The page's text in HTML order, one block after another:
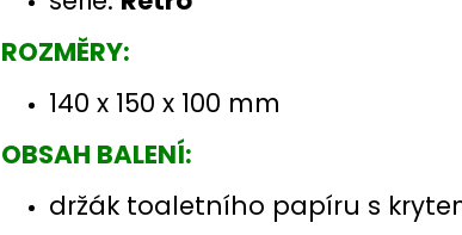
ROZMĚRY:
140 x 150 x 100 mm
OBSAH BALENÍ:
držák toaletního papíru s